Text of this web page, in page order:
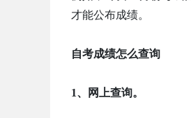
才能公布成绩。
自考成绩怎么查询
1、网上查询。